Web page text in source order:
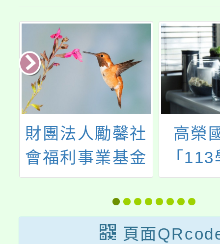
財團法人勵馨社
會福利事業基金
會辦理「112年
度桃園市未滿20
歲懷孕服務及後
高榮
「
康促
保健
師
頁面